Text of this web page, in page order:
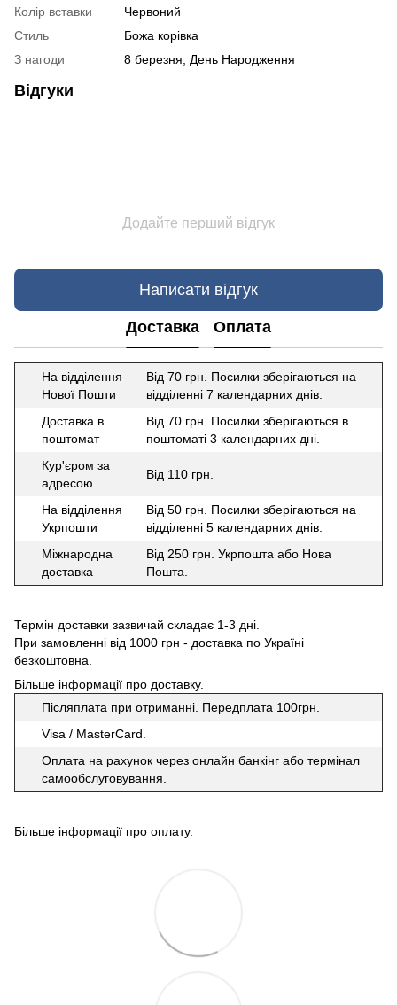
Колір вставки
Червоний
Стиль
Божа корівка
З нагоди
8 березня, День Народження
Відгуки
Додайте перший відгук
Написати відгук
Доставка Оплата
На відділення
Нової Пошти
Від 70 грн. Посилки зберігаються на
відділенні 7 календарних днів.
Доставка в
поштомат
Від 70 грн. Посилки зберігаються в
поштоматі 3 календарних дні.
Кур'єром за
адресою
Від 110 грн.
На відділення
Укрпошти
Від 50 грн. Посилки зберігаються на
відділенні 5 календарних днів.
Міжнародна
доставка
Від 250 грн. Укрпошта або Нова
Пошта.
Термін доставки зазвичай складає 1-3 дні.
При замовленні від 1000 грн - доставка по Україні
безкоштовна.
Більше інформації про доставку.
Післяплата при отриманні. Передплата 100грн.
Visa / MasterCard.
Оплата на рахунок через онлайн банкінг або термінал
самообслуговування.
Більше інформації про оплату.